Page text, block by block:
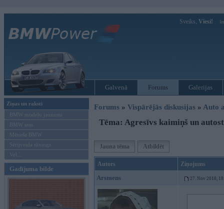
Sveiks, Viesi!
Galvenā Forums Galerijas
Ziņas un raksti
BMW modeļu jaunumi
BMW testi
Mēneša BMW
Sērijveida tūnings
Vel...
Gadījuma bilde
Forums » Vispārējās diskusijas » Auto
Tēma: Agresīvs kaimiņš un
Jauna tēma Atbildēt
Autors Ziņojums
Arsmens 27. Nov 2018,